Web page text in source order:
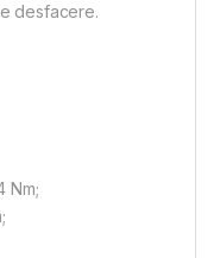
desfacere.
Nm;